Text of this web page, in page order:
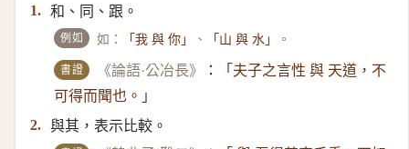
1. 和、同、跟。
例如 如： 「我 與 你」 、 「山 與 水」 。
書證 《論語·公冶長》 ：
「夫子之言性 與 天道，不
可得而聞也。」
2. 與其，表示比較。